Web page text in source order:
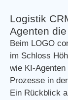
Logistik
Agenten
Beim LOGO
im Schloss
wie KI-Agenten
Prozesse in
Ein Rückblick